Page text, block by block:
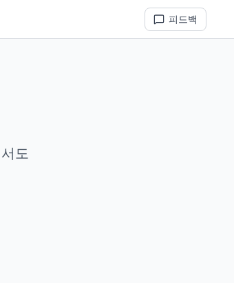
피드백
도